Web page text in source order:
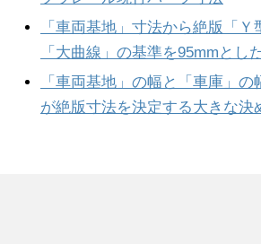
「車両基地」寸法から絶版「Ｙ
「大曲線」の基準を95mmとし
「車両基地」の幅と「車庫」の
が絶版寸法を決定する大きな決